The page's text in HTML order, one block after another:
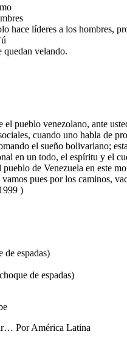
hace líderes a los hombres,
quedan velando.
el pueblo venezolano, ante
cuando uno habla de
el sueño bolivariano;
en un todo, el espíritu y el
de Venezuela en este
pues por los caminos,
)
de espadas)
de espadas)
Por América Latina